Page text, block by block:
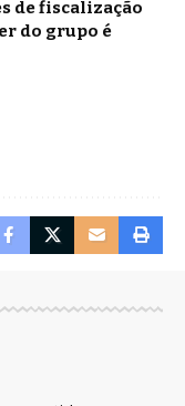
de fiscalização
do grupo é